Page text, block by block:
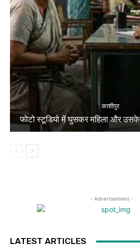
काशीपुर
फोटो स्टूडियो में घुसकर महिला और उसके
- Advertisement -
LATEST ARTICLES